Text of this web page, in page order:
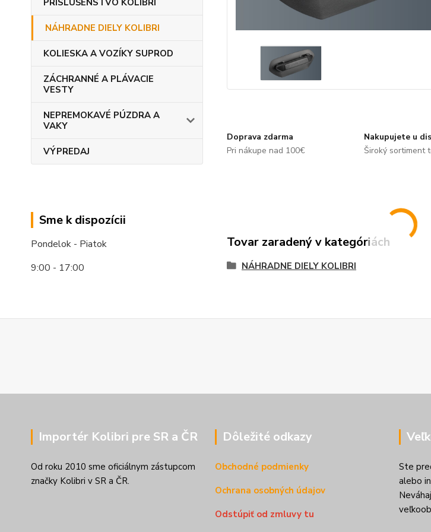
PRÍSLUŠENSTVO KOLIBRI
NÁHRADNE DIELY KOLIBRI
KOLIESKA A VOZÍKY SUPROD
ZÁCHRANNÉ A PLÁVACIE
VESTY
NEPREMOKAVÉ PÚZDRA A
VAKY
VÝPREDAJ
Sme k dispozícii
Pondelok - Piatok
9:00 - 17:00
Doprava zdarma
Pri nákupe nad 100€
Nakupujete u
Široký sortiment
Tovar zaradený v kategóriách
NÁHRADNE DIELY KOLIBRI
Importér Kolibri pre SR a ČR
Od roku 2010 sme oficiálnym zástupcom
značky Kolibri v SR a ČR.
Dôležité odkazy
Obchodné podmienky
Ochrana osobných údajov
Odstúpiť od zmluvy tu
Ste
alebo